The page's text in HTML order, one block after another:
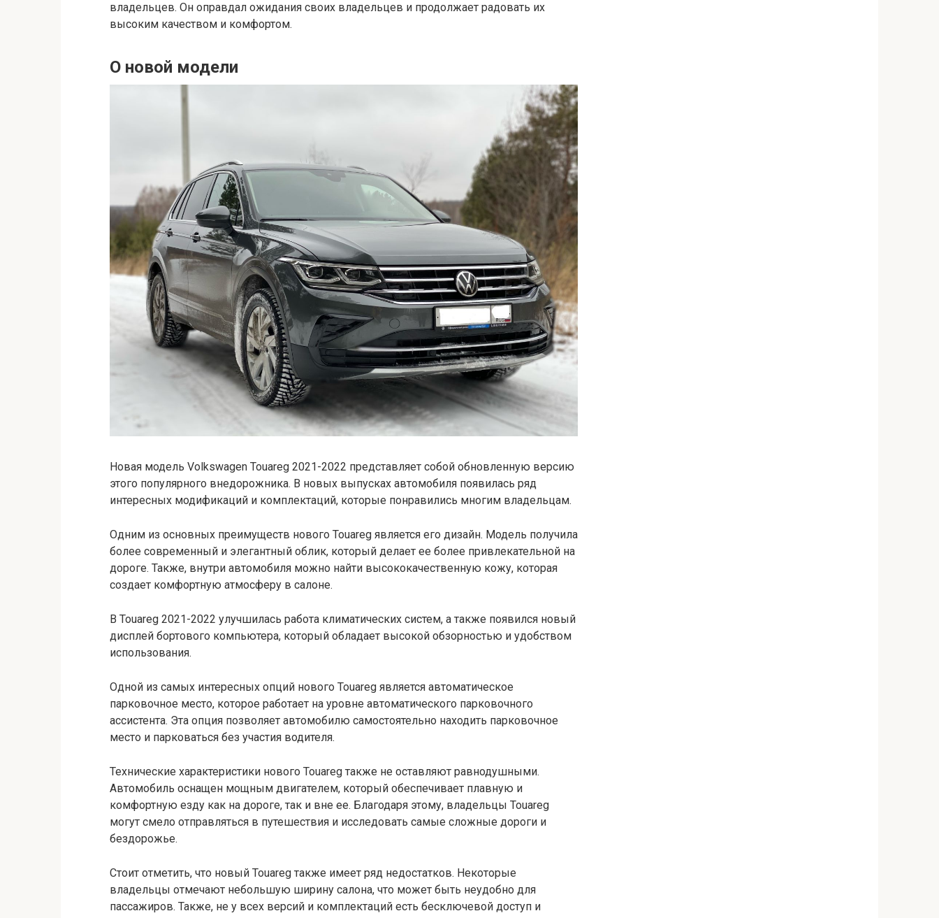
владельцев. Он оправдал ожидания своих владельцев и продолжает радовать их
высоким качеством и комфортом.
О новой модели
Новая модель Volkswagen Touareg 2021-2022 представляет собой обновленную версию
этого популярного внедорожника. В новых выпусках автомобиля появилась ряд
интересных модификаций и комплектаций, которые понравились многим владельцам.
Одним из основных преимуществ нового Touareg является его дизайн. Модель получила
более современный и элегантный облик, который делает ее более привлекательной на
дороге. Также, внутри автомобиля можно найти высококачественную кожу, которая
создает комфортную атмосферу в салоне.
В Touareg 2021-2022 улучшилась работа климатических систем, а также появился новый
дисплей бортового компьютера, который обладает высокой обзорностью и удобством
использования.
Одной из самых интересных опций нового Touareg является автоматическое
парковочное место, которое работает на уровне автоматического парковочного
ассистента. Эта опция позволяет автомобилю самостоятельно находить парковочное
место и парковаться без участия водителя.
Технические характеристики нового Touareg также не оставляют равнодушными.
Автомобиль оснащен мощным двигателем, который обеспечивает плавную и
комфортную езду как на дороге, так и вне ее. Благодаря этому, владельцы Touareg
могут смело отправляться в путешествия и исследовать самые сложные дороги и
бездорожье.
Стоит отметить, что новый Touareg также имеет ряд недостатков. Некоторые
владельцы отмечают небольшую ширину салона, что может быть неудобно для
пассажиров. Также, не у всех версий и комплектаций есть бесключевой доступ и